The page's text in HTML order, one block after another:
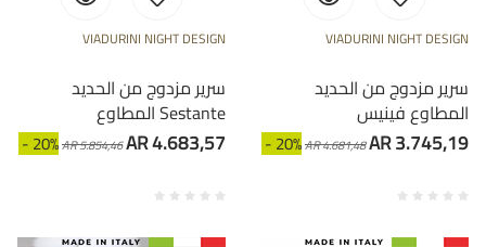
VIADURINI NIGHT DESIGN
سرير مزدوج من الحديد
المطاوع Sestante
- 20%AR 5.854,46AR 4.683,57
VIADURINI NIGHT DESIGN
سرير مزدوج من الحديد
المطاوع فينيس
- 20%AR 4.681,48AR 3.745,19